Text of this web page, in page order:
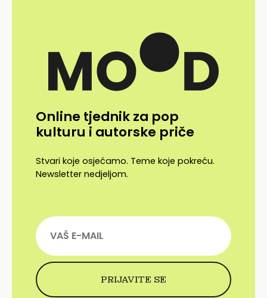
Online tjednik za pop
kulturu i autorske priče
Stvari koje osjećamo. Teme koje pokreću.
Newsletter nedjeljom.